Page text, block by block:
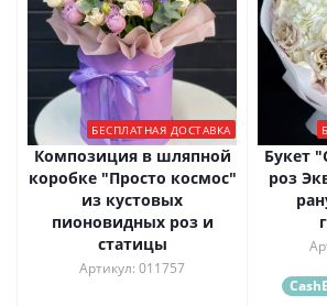
БЕСПЛАТНАЯ ДОСТАВКА
Композиция в шляпной
коробке "Просто космос"
из кустовых
пионовидных роз и
статицы
Артикул: 011757
Букет
роз